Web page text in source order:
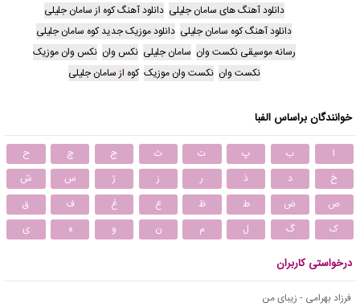
دانلود آهنگ های سامان جلیلی دانلود آهنگ کوه از سامان جلیلی
دانلود آهنگ کوه سامان جلیلی دانلود موزیک جدید کوه سامان جلیلی
رسانه موسیقی نکست وان سامان جلیلی نکس وان نکس وان موزیک
نکست وان نکست وان موزیک کوه از سامان جلیلی
خوانندگان براساس الفبا
ا ب پ ت ث ج چ
ح
خ
د ذ ر ز ژ س
ش
ص
ض ط ظ ع غ ف
ق
ک
گ ل م ن و ه ی
درخواستی کاربران
فرزاد بهرامی - زیبای من